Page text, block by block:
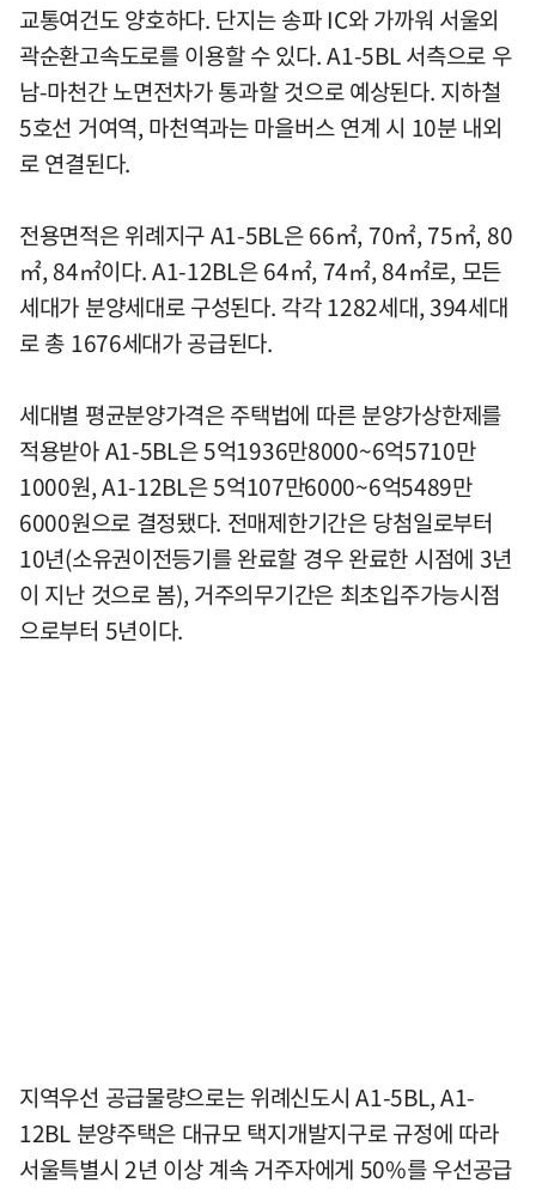
교통여건도 양호하다. 단지는 송파 IC와 가까워 서울외
곽순환고속도로를 이용할 수 있다. A1-5BL 서측으로 우
남-마천간 노면전차가 통과할 것으로 예상된다. 지하철
5호선 거여역, 마천역과는 마을버스 연계 시 10분 내외
로 연결된다.
전용면적은 위례지구 A1-5BL은 66㎡, 70㎡, 75㎡, 80
㎡, 84㎡이다. A1-12BL은 64㎡, 74㎡, 84㎡로, 모든
세대가 분양세대로 구성된다. 각각 1282세대, 394세대
로 총 1676세대가 공급된다.
세대별 평균분양가격은 주택법에 따른 분양가상한제를
적용받아 A1-5BL은 5억1936만8000~6억5710만
1000원, A1-12BL은 5억107만6000~6억5489만
6000원으로 결정됐다. 전매제한기간은 당첨일로부터
10년(소유권이전등기를 완료할 경우 완료한 시점에 3년
이 지난 것으로 봄), 거주의무기간은 최초입주가능시점
으로부터 5년이다.
지역우선 공급물량으로는 위례신도시 A1-5BL, A1-
12BL 분양주택은 대규모 택지개발지구로 규정에 따라
서울특별시 2년 이상 계속 거주자에게 50%를 우선공급